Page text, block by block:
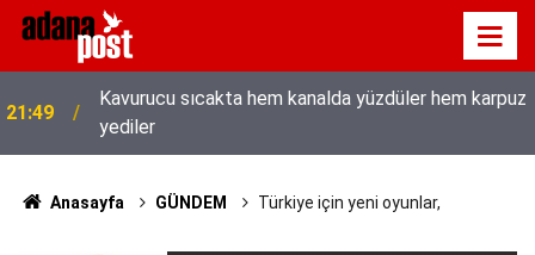
21:49
Kavurucu sıcakta hem kanalda yüzdüler hem karpuz
yediler
Anasayfa GÜNDEM Türkiye için yeni oyunlar,